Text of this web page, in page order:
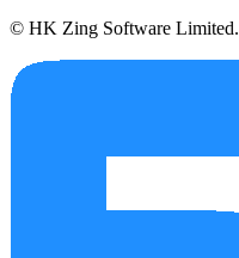
© HK Zing Software Limited.